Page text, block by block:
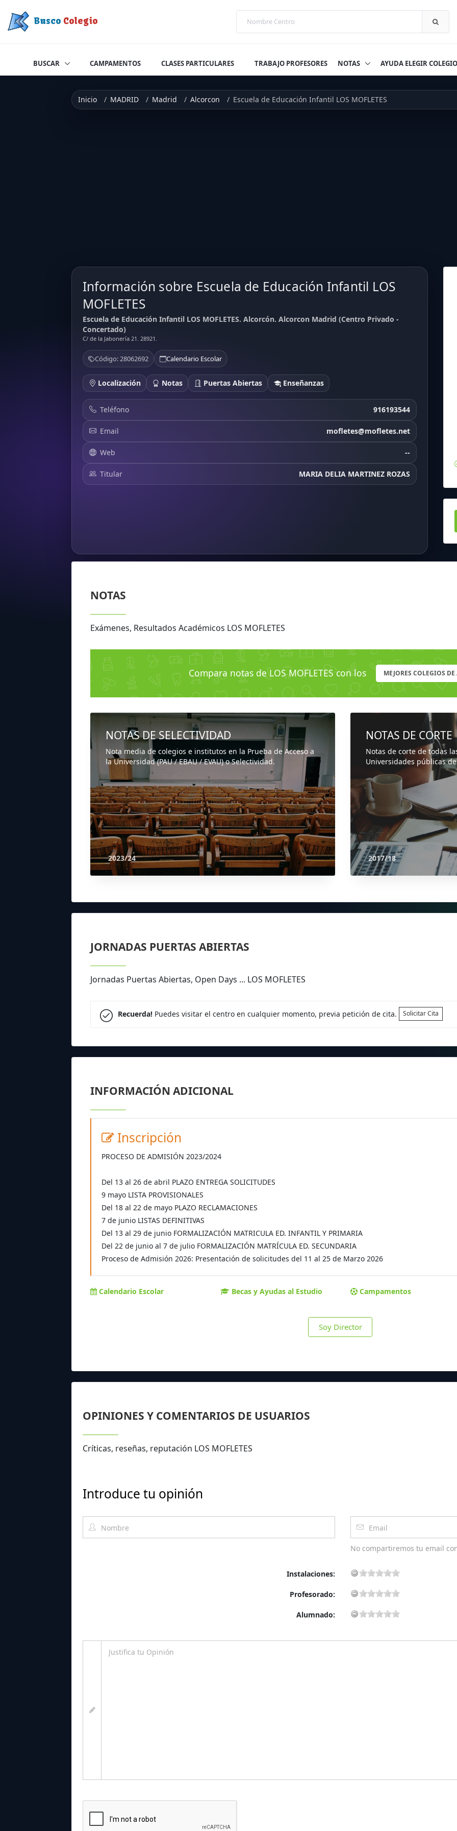
Busco Colegio
BUSCAR CAMPAMENTOS CLASES PARTICULARES TRABAJO PROFESORES NOTAS AYUDA ELEGIR
Inicio MADRID Madrid Alcorcon Escuela de Educación Infantil LOS MOFLETES
Información sobre Escuela de Educación Infantil LOS
MOFLETES
Escuela de Educación Infantil LOS MOFLETES. Alcorcón. Alcorcon Madrid (Centro Privado -
Concertado)
C/ de la Jabonería 21. 28921.
Código: 28062692 Calendario Escolar
Localización Notas Puertas Abiertas Enseñanzas
Teléfono 916193544
Email mofletes@mofletes.net
Web --
Titular MARIA DELIA MARTINEZ ROZAS
NOTAS
Exámenes, Resultados Académicos LOS MOFLETES
Compara notas de LOS MOFLETES con los MEJORES COLEGIOS
NOTAS DE SELECTIVIDAD
Nota media de colegios e institutos en la Prueba de Acceso a
la Universidad (PAU / EBAU / EVAU) o Selectividad.
2023/24
NOTAS DE CORTE
Notas de corte de todas
Universidades públicas
2017/18
JORNADAS PUERTAS ABIERTAS
Jornadas Puertas Abiertas, Open Days ... LOS MOFLETES
Recuerda!Puedes visitar el centro en cualquier momento, previa petición de cita. Solicitar Cita
INFORMACIÓN ADICIONAL
Inscripción
PROCESO DE ADMISIÓN 2023/2024
Del 13 al 26 de abril PLAZO ENTREGA SOLICITUDES
9 mayo LISTA PROVISIONALES
Del 18 al 22 de mayo PLAZO RECLAMACIONES
7 de junio LISTAS DEFINITIVAS
Del 13 al 29 de junio FORMALIZACIÓN MATRICULA ED. INFANTIL Y PRIMARIA
Del 22 de junio al 7 de julio FORMALIZACIÓN MATRÍCULA ED. SECUNDARIA
Proceso de Admisión 2026: Presentación de solicitudes del 11 al 25 de Marzo 2026
Calendario Escolar Becas y Ayudas al Estudio Campamentos
Soy Director
OPINIONES Y COMENTARIOS DE USUARIOS
Críticas, reseñas, reputación LOS MOFLETES
Introduce tu opinión
No compartiremos tu email
Instalaciones:
Profesorado:
Alumnado: